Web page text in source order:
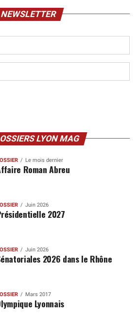
NEWSLETTER
LYON MAG
Le mois dernier
Roman Abreu
Juin 2026
2027
Juin 2026
2026 dans le Rhône
Mars 2017
Lyonnais